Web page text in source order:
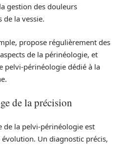
gestion des douleurs
de la vessie.
propose régulièrement des
de la périnéologie, et
pelvi-périnéologie dédié à la
de la précision
de la pelvi-périnéologie est
Un diagnostic précis,